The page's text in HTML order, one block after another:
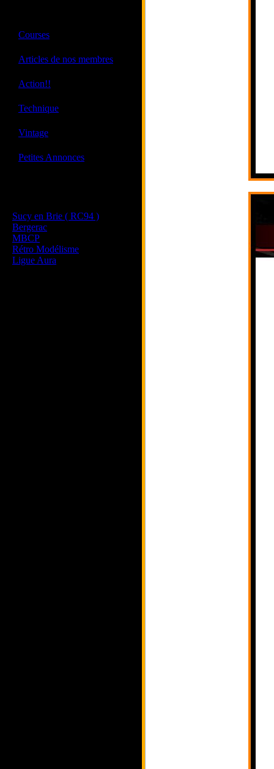
Courses
Articles de nos membres
Action!!
Technique
Vintage
Petites Annonces
Sucy en Brie ( RC94 )
Bergerac
MBCP
Rétro Modélisme
Ligue Aura